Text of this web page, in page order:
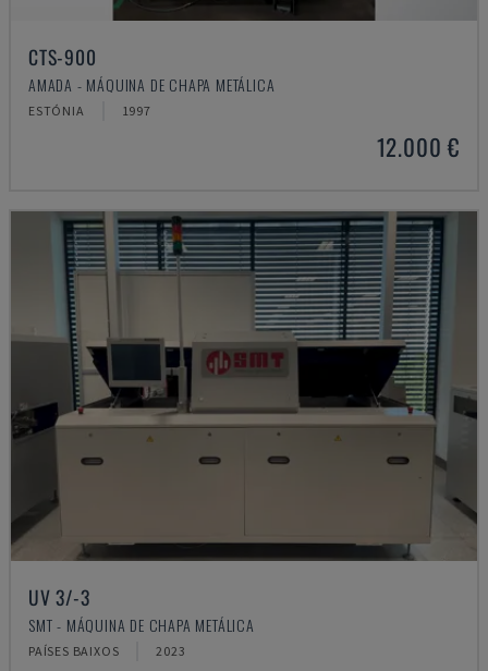
CTS-900
AMADA - MÁQUINA DE CHAPA METÁLICA
ESTÓNIA 1997
12.000 €
UV 3/-3
SMT - MÁQUINA DE CHAPA METÁLICA
PAÍSES BAIXOS 2023